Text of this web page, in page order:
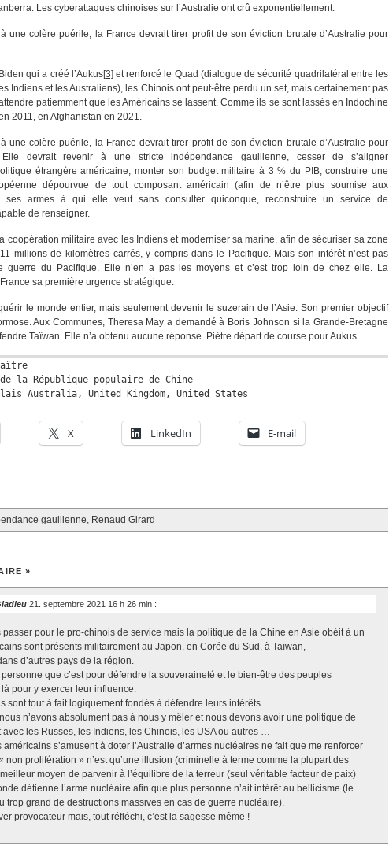
Les cyberattaques chinoises sur l’Australie ont crû exponentiellement.
une colère puérile, la France devrait tirer profit de son éviction brutale d’Australie pour
qui a créé l’Aukus[3] et renforcé le Quad (dialogue de sécurité quadrilatéral entre les
Indiens et les Australiens), les Chinois ont peut-être perdu un set, mais certainement pas
patiemment que les Américains se lassent. Comme ils se sont lassés en Indochine
2011, en Afghanistan en 2021.
une colère puérile, la France devrait tirer profit de son éviction brutale d’Australie pour
devrait revenir à une stricte indépendance gaullienne, cesser de s’aligner
étrangère américaine, monter son budget militaire à 3 % du PIB, construire une
dépourvue de tout composant américain (afin de n’être plus soumise aux
ses armes à qui elle veut sans consulter quiconque, reconstruire un service de
de renseigner.
coopération militaire avec les Indiens et moderniser sa marine, afin de sécuriser sa zone
millions de kilomètres carrés, y compris dans le Pacifique. Mais son intérêt n’est pas
guerre du Pacifique. Elle n’en a pas les moyens et c’est trop loin de chez elle. La
sa première urgence stratégique.
le monde entier, mais seulement devenir le suzerain de l’Asie. Son premier objectif
Aux Communes, Theresa May a demandé à Boris Johnson si la Grande-Bretagne
Taïwan. Elle n’a obtenu aucune réponse. Piètre départ de course pour Aukus…
la République populaire de Chine
Australia, United Kingdom, United States
X LinkedIn
E-mail
gaullienne, Renaud Girard
»
21. septembre 2021 16 h 26 min :
pour le pro-chinois de service mais la politique de la Chine en Asie obéit à un
sont présents militairement au Japon, en Corée du Sud, à Taïwan,
d’autres pays de la région.
que c’est pour défendre la souveraineté et le bien-être des peuples
pour y exercer leur influence.
sont tout à fait logiquement fondés à défendre leurs intérêts.
n’avons absolument pas à nous y mêler et nous devons avoir une politique de
avec les Russes, les Indiens, les Chinois, les USA ou autres …
s’amusent à doter l’Australie d’armes nucléaires ne fait que me renforcer
non prolifération » n’est qu’une illusion (criminelle à terme comme la plupart des
moyen de parvenir à l’équilibre de la terreur (seul véritable facteur de paix)
détienne l’arme nucléaire afin que plus personne n’ait intérêt au bellicisme (le
trop grand de destructions massives en cas de guerre nucléaire).
provocateur mais, tout réfléchi, c’est la sagesse même !